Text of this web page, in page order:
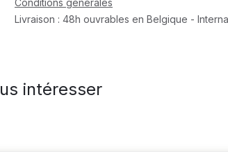
Conditions générales
Livraison : 48h ouvrables en Belgique -
intéresser